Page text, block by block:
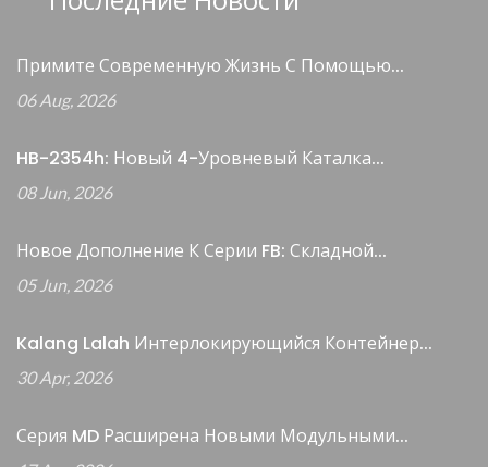
Примите Современную Жизнь С Помощью...
06 Aug, 2026
HB-2354h: Новый 4-Уровневый Каталка...
08 Jun, 2026
Новое Дополнение К Серии FB: Складной...
05 Jun, 2026
Kalang Lalah Интерлокирующийся Контейнер...
30 Apr, 2026
Серия MD Расширена Новыми Модульными...